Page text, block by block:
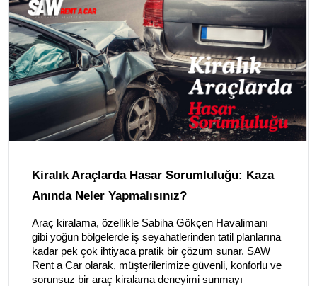
Kiralık Araçlarda Hasar Sorumluluğu: Kaza
Anında Neler Yapmalısınız?
Araç kiralama, özellikle Sabiha Gökçen Havalimanı
gibi yoğun bölgelerde iş seyahatlerinden tatil planlarına
kadar pek çok ihtiyaca pratik bir çözüm sunar. SAW
Rent a Car olarak, müşterilerimize güvenli, konforlu ve
sorunsuz bir araç kiralama deneyimi sunmayı